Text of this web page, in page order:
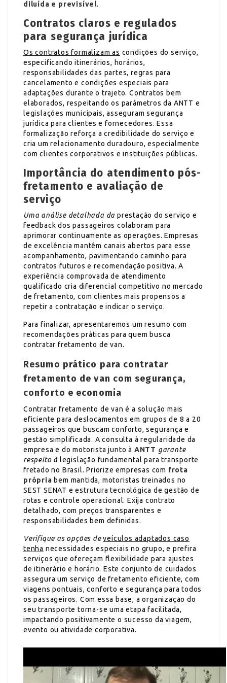
diluída e previsível.
Contratos claros e regulados
para segurança jurídica
Os contratos formalizam as condições do serviço,
especificando itinerários, horários,
responsabilidades das partes, regras para
cancelamento e condições especiais para
adaptações durante o trajeto. Contratos bem
elaborados, respeitando os parâmetros da ANTT e
legislações municipais, asseguram segurança
jurídica para clientes e fornecedores. Essa
formalização reforça a credibilidade do serviço e
cria um relacionamento duradouro, especialmente
com clientes corporativos e instituições públicas.
Importância do atendimento pós-
fretamento e avaliação de
serviço
Uma análise detalhada da prestação do serviço e
feedback dos passageiros colaboram para
aprimorar continuamente as operações. Empresas
de excelência mantêm canais abertos para esse
acompanhamento, pavimentando caminho para
contratos futuros e recomendação positiva. A
experiência comprovada de atendimento
qualificado cria diferencial competitivo no mercado
de fretamento, com clientes mais propensos a
repetir a contratação e indicar o serviço.
Para finalizar, apresentaremos um resumo com
recomendações práticas para quem busca
contratar fretamento de van.
Resumo prático para contratar
fretamento de van com segurança,
conforto e economia
Contratar fretamento de van é a solução mais
eficiente para deslocamentos em grupos de 8 a 20
passageiros que buscam conforto, segurança e
gestão simplificada. A consulta à regularidade da
empresa e do motorista junto à ANTT garante
respeito à legislação fundamental para transporte
fretado no Brasil. Priorize empresas com frota
própria bem mantida, motoristas treinados no
SEST SENAT e estrutura tecnológica de gestão de
rotas e controle operacional. Exija contrato
detalhado, com preços transparentes e
responsabilidades bem definidas.
Verifique as opções de veículos adaptados caso
tenha necessidades especiais no grupo, e prefira
serviços que ofereçam flexibilidade para ajustes
de itinerário e horário. Este conjunto de cuidados
assegura um serviço de fretamento eficiente, com
viagens pontuais, conforto e segurança para todos
os passageiros. Com essa base, a organização do
seu transporte torna-se uma etapa facilitada,
impactando positivamente o sucesso da viagem,
evento ou atividade corporativa.